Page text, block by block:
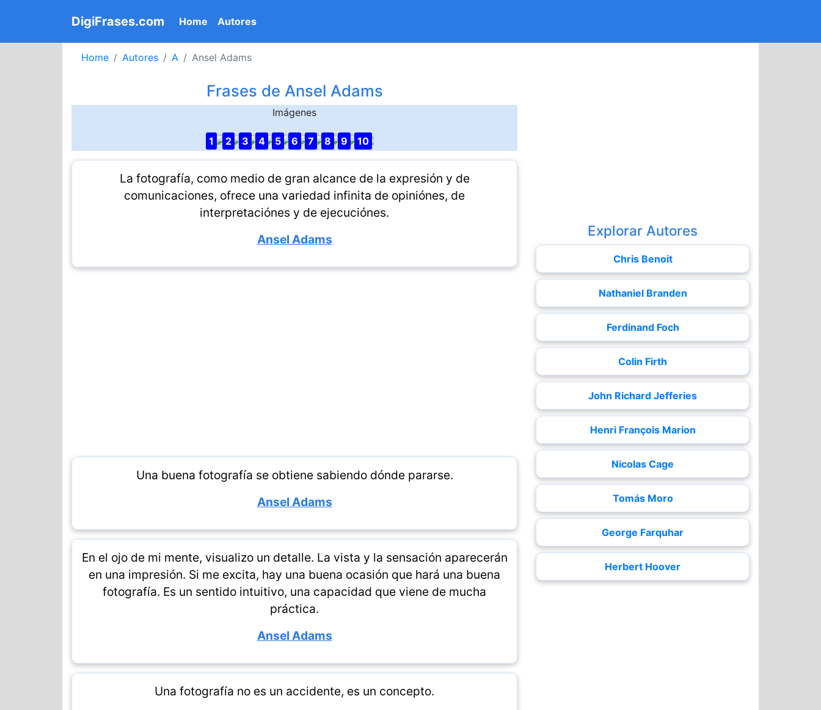
DigiFrases.com Home (current)
Autores
Home Autores A Ansel Adams
Frases de Ansel Adams
Imágenes
1 2 3 4 5 6 7 8 9 10
La fotografía, como medio de gran alcance de la expresión y de
comunicaciones, ofrece una variedad infinita de opiniónes, de
interpretaciónes y de ejecuciónes.
Ansel Adams
Una buena fotografía se obtiene sabiendo dónde pararse.
Ansel Adams
En el ojo de mi mente, visualizo un detalle. La vista y la sensación aparecerán
en una impresión. Si me excita, hay una buena ocasión que hará una buena
fotografía. Es un sentido intuitivo, una capacidad que viene de mucha
práctica.
Ansel Adams
Una fotografía no es un accidente, es un concepto.
Explorar Autores
Chris Benoit
Nathaniel Branden
Ferdinand Foch
Colin Firth
John Richard Jefferies
Henri François Marion
Nicolas Cage
Tomás Moro
George Farquhar
Herbert Hoover